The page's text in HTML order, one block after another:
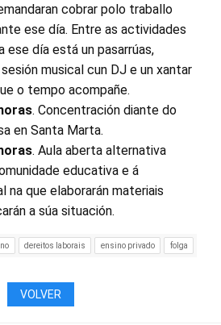
cobrar polo traballo
ese día. Entre as actividades
ese día está un pasarrúas,
musical cun DJ e un xantar
o tempo acompañe.
. Concentración diante do
en Santa Marta.
. Aula aberta alternativa
educativa e á
na que elaborarán materiais
a súa situación.
dereitos laborais ensino privado folga
VOLVER